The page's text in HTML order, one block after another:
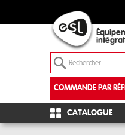
COMMANDE PAR
CATALOGUE